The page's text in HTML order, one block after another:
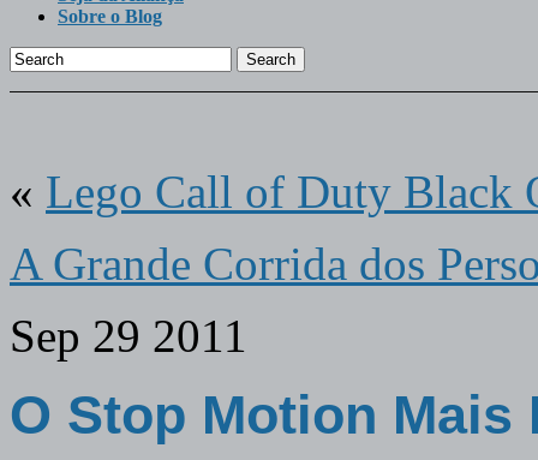
Sobre o Blog
Search
« Lego Call of Duty Black
A Grande Corrida dos
Sep 29 2011
O Stop Motion Mais